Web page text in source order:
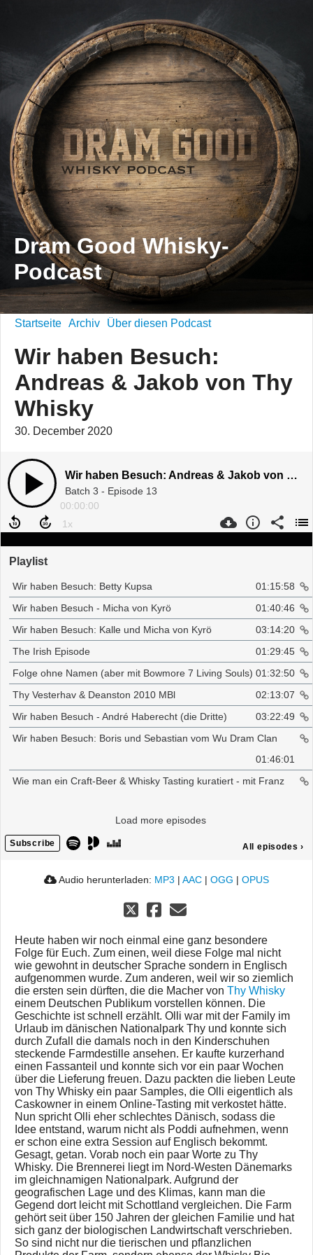
Dram Good Whisky-
Podcast
Startseite Archiv Über diesen Podcast
Wir haben Besuch:
Andreas & Jakob von Thy
Whisky
30. December 2020
Wir haben Besuch: Andreas & Jakob von Thy Whisky
Batch 3 - Episode 13
00:00:00
Playlist
Wir haben Besuch: Betty Kupsa
01:15:58
Wir haben Besuch - Micha von Kyrö
01:40:46
Wir haben Besuch: Kalle und Micha von Kyrö
03:14:20
The Irish Episode
01:29:45
Folge ohne Namen (aber mit Bowmore 7 Living Souls) 01:32:50
Thy Vesterhav & Deanston 2010 MBl
02:13:07
Wir haben Besuch - André Haberecht (die Dritte)
03:22:49
Wir haben Besuch: Boris und Sebastian vom Wu Dram Clan
01:46:01
Wie man ein Craft-Beer & Whisky Tasting kuratiert - mit Franz
Wir haben Besuch: Friendly Mr. ZLoad more episodes
Subscribe All episodes ›
Audio herunterladen: MP3 | AAC | OGG | OPUS
Heute haben wir noch einmal eine ganz besondere
Folge für Euch. Zum einen, weil diese Folge mal nicht
wie gewohnt in deutscher Sprache sondern in Englisch
aufgenommen wurde. Zum anderen, weil wir so ziemlich
die ersten sein dürften, die die Macher von Thy Whisky
einem Deutschen Publikum vorstellen können. Die
Geschichte ist schnell erzählt. Olli war mit der Family im
Urlaub im dänischen Nationalpark Thy und konnte sich
durch Zufall die damals noch in den Kinderschuhen
steckende Farmdestille ansehen. Er kaufte kurzerhand
einen Fassanteil und konnte sich vor ein paar Wochen
über die Lieferung freuen. Dazu packten die lieben Leute
von Thy Whisky ein paar Samples, die Olli eigentlich als
Caskowner in einem Online-Tasting mit verkostet hätte.
Nun spricht Olli eher schlechtes Dänisch, sodass die
Idee entstand, warum nicht als Poddi aufnehmen, wenn
er schon eine extra Session auf Englisch bekommt.
Gesagt, getan. Vorab noch ein paar Worte zu Thy
Whisky. Die Brennerei liegt im Nord-Westen Dänemarks
im gleichnamigen Nationalpark. Aufgrund der
geografischen Lage und des Klimas, kann man die
Gegend dort leicht mit Schottland vergleichen. Die Farm
gehört seit über 150 Jahren der gleichen Familie und hat
sich ganz der biologischen Landwirtschaft verschrieben.
So sind nicht nur die tierischen und pflanzlichen